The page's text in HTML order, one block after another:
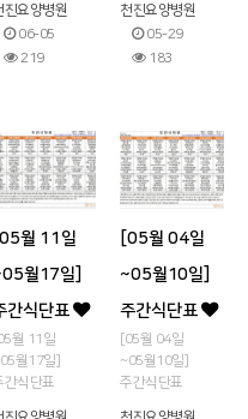
진요양병원
06-05
219
천진요양병원
05-29
183
[05월 11일
월17일]
간식단표
월 11일
월17일]
간식단표
[05월 04일
~05월10일]
주간식단표
[05월 04일
~05월10일]
주간식단표